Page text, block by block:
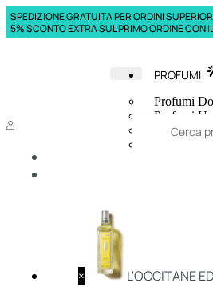
SPEDIZIONE GRATUITA PER ORDINI
5% SCONTO EXTRA SUL PRIMO ORDINE CON
PROFUMI
Profumi
Profumi
× L'OCCITANE